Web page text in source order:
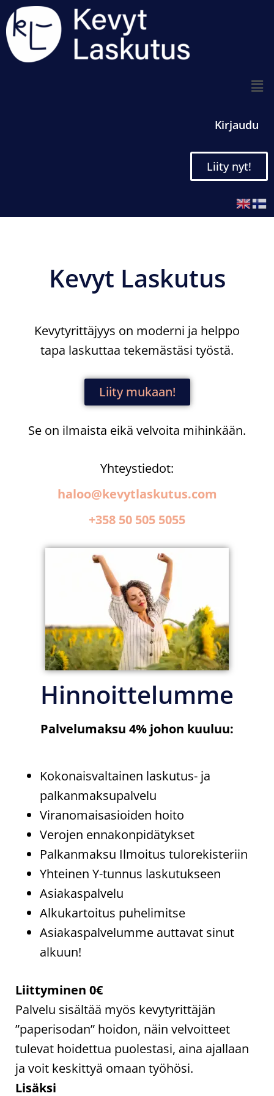
Kirjaudu
Liity nyt!
Kevyt Laskutus
Kevytyrittäjyys on moderni ja helppo
tapa laskuttaa tekemästäsi työstä.
Liity mukaan!
Se on ilmaista eikä velvoita mihinkään.
Yhteystiedot:
haloo@kevytlaskutus.com
+358 50 505 5055
Hinnoittelumme
Palvelumaksu 4% johon kuuluu:
Kokonaisvaltainen laskutus- ja
palkanmaksupalvelu
Viranomaisasioiden hoito
Verojen ennakonpidätykset
Palkanmaksu Ilmoitus tulorekisteriin
Yhteinen Y-tunnus laskutukseen
Asiakaspalvelu
Alkukartoitus puhelimitse
Asiakaspalvelumme auttavat sinut
alkuun!
Liittyminen 0€
Palvelu sisältää myös kevytyrittäjän
”paperisodan” hoidon, näin velvoitteet
tulevat hoidettua puolestasi, aina ajallaan
ja voit keskittyä omaan työhösi.
Lisäksi